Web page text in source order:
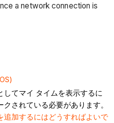
a network connection is
してマイ タイムを表示するに
されている必要があります。
追加するにはどうすればよいで